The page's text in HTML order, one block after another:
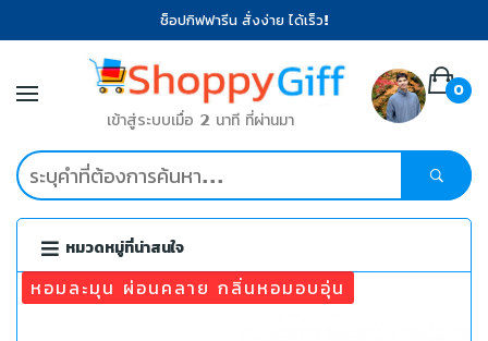
ช็อปกิฟฟารีน สั่งง่าย ได้เร็ว!
เข้าสู่ระบบเมื่อ 2 นาที ที่ผ่านมา
0
หมวดหมู่ที่น่าสนใจ
หอมละมุน ผ่อนคลาย กลิ่นหอมอบอุ่น